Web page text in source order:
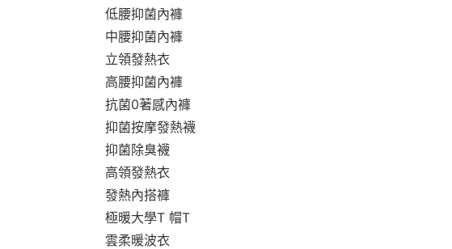
低腰抑菌內褲
中腰抑菌內褲
立領發熱衣
高腰抑菌內褲
抗菌0著感內褲
抑菌按摩發熱襪
抑菌除臭襪
高領發熱衣
發熱內搭褲
極暖大學T 帽T
雲柔暖波衣